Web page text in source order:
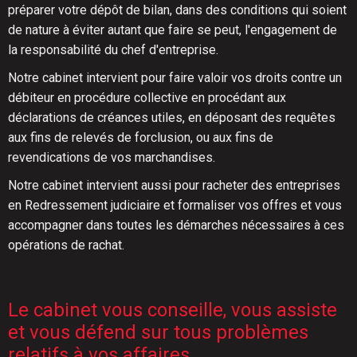
préparer votre dépôt de bilan, dans des conditions qui soient
de nature à éviter autant que faire se peut, l'engagement de
la responsabilité du chef d'entreprise.
Notre cabinet intervient pour faire valoir vos droits contre un
débiteur en procédure collective en procédant aux
déclarations de créances utiles, en déposant des requêtes
aux fins de relevés de forclusion, ou aux fins de
revendications de vos marchandises.
Notre cabinet intervient aussi pour racheter des entreprises
en Redressement judiciaire et formaliser vos offres et vous
accompagner dans toutes les démarches nécessaires à ces
opérations de rachat.
Le cabinet vous conseille, vous assiste
et vous défend sur tous problèmes